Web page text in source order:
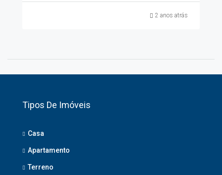
2 anos atrás
Tipos De Imóveis
Casa
Apartamento
Terreno